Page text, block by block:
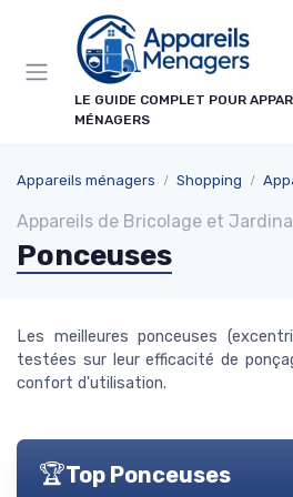
LE GUIDE COMPLET POUR
MÉNAGERS
Appareils ménagers Shopping
Appareils de Bricolage et
Ponceuses
Les meilleures ponceuses
testées sur leur efficacité de
confort d'utilisation.
🏆Top Ponceuses
NEWSLETTER
Ne ratez aucun
Guides d'achat, comparatifs
meilleur directement dans
Guides d'achat
→ Je
Panneau de gestion des cookies